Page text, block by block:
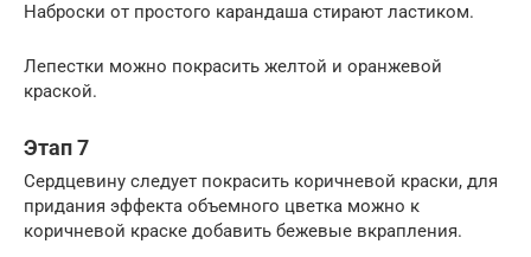
Наброски от простого карандаша стирают ластиком.
Лепестки можно покрасить желтой и оранжевой
краской.
Этап 7
Сердцевину следует покрасить коричневой краски, для
придания эффекта объемного цветка можно к
коричневой краске добавить бежевые вкрапления.